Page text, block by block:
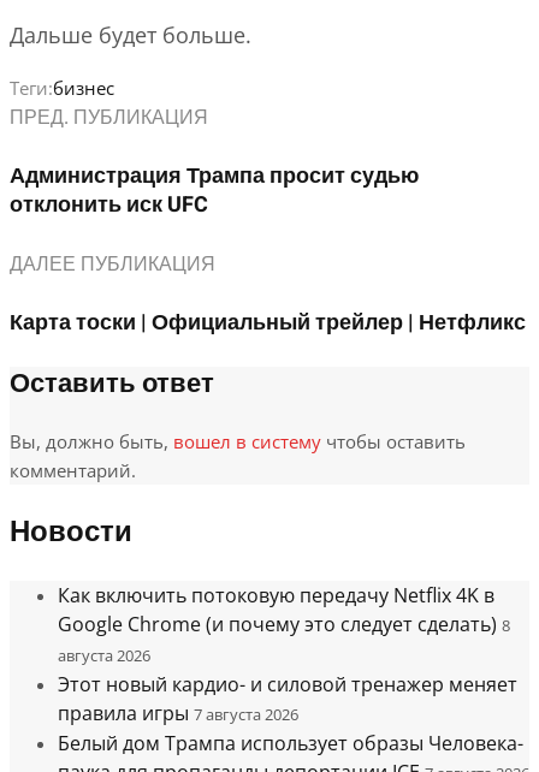
Дальше будет больше.
Теги:бизнес
ПРЕД. ПУБЛИКАЦИЯ
Администрация Трампа просит судью
отклонить иск UFC
ДАЛЕЕ ПУБЛИКАЦИЯ
Карта тоски | Официальный трейлер | Нетфликс
Оставить ответ
Вы, должно быть, вошел в систему чтобы оставить
комментарий.
Новости
Как включить потоковую передачу Netflix 4K в
Google Chrome (и почему это следует сделать) 8
августа 2026
Этот новый кардио- и силовой тренажер меняет
правила игры 7 августа 2026
Белый дом Трампа использует образы Человека-